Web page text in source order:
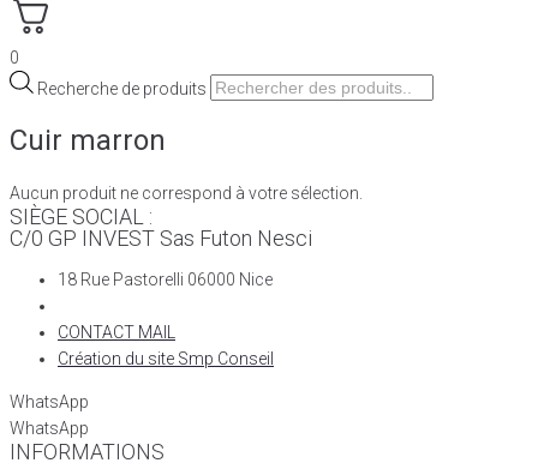
0
Recherche de produits
Cuir marron
Aucun produit ne correspond à votre sélection.
SIÈGE SOCIAL :
C/0 GP INVEST Sas Futon Nesci
18 Rue Pastorelli 06000 Nice
CONTACT MAIL
Création du site Smp Conseil
WhatsApp
WhatsApp
INFORMATIONS